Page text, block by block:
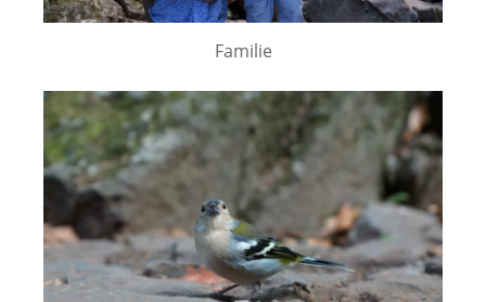
Familie